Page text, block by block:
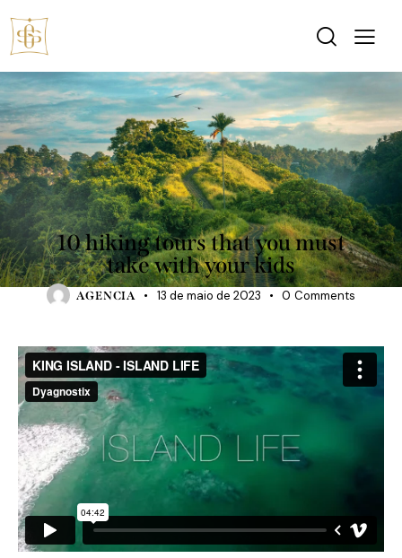
TRAVELING
10 hiking tours that you must
take with your kids
AGENCIA 13 de maio de 2023 0 Comments